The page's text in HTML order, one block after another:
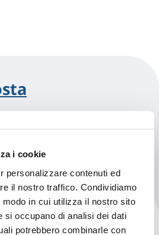
i cookie
personalizzare contenuti ed
il nostro traffico. Condividiamo
in cui utilizza il nostro sito
si occupano di analisi dei dati
potrebbero combinarle con